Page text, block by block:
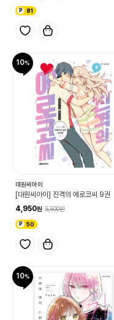
81
10
대원씨아이
[대원씨아이] 진격의 에로코씨 9권
4,950
5,500
50
10